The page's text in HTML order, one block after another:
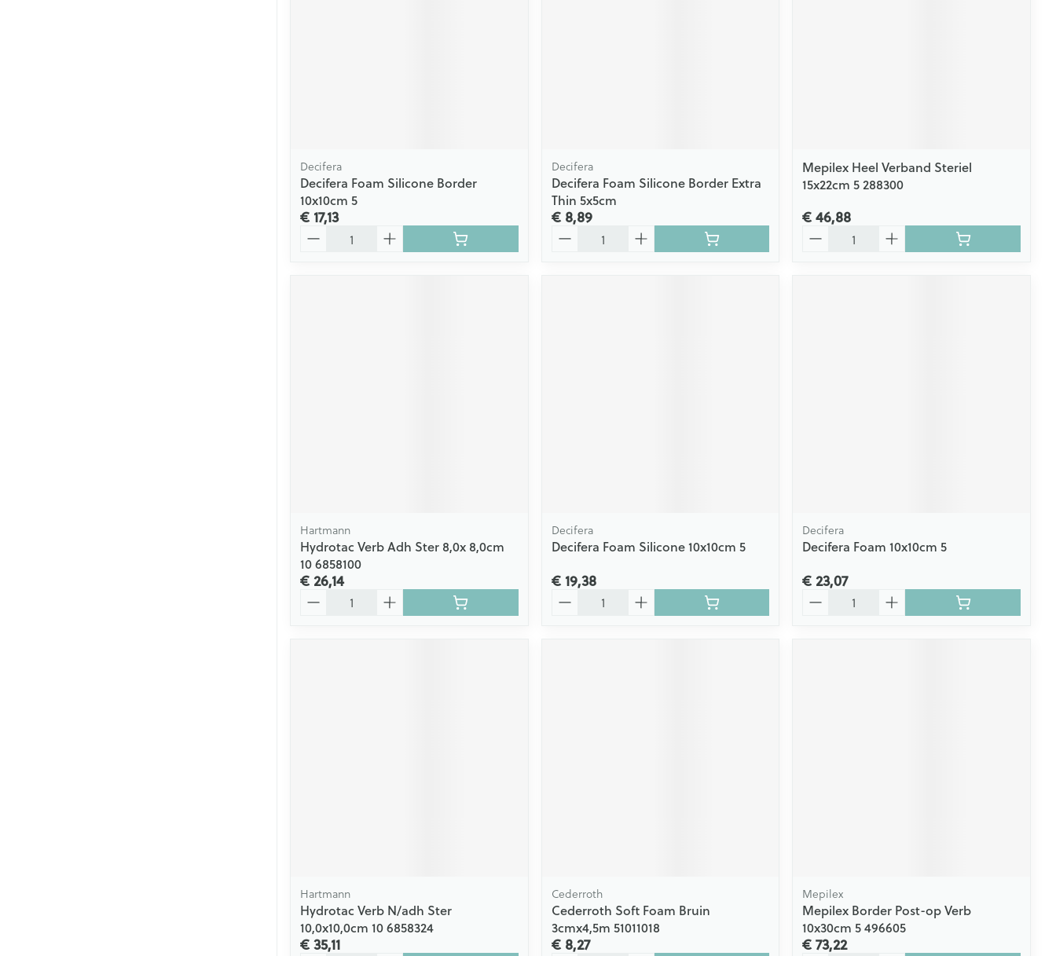
Decifera
Decifera Foam Silicone Border
10x10cm 5
€ 17,13
Decifera
Decifera Foam Silicone Border Extra
Thin 5x5cm
€ 8,89
Mepilex Heel Verband Steriel
15x22cm 5 288300
€ 46,88
Hartmann
Hydrotac Verb Adh Ster 8,0x 8,0cm
10 6858100
€ 26,14
Decifera
Decifera Foam Silicone 10x10cm 5
€ 19,38
Decifera
Decifera Foam 10x10cm 5
€ 23,07
Hartmann
Hydrotac Verb N/adh Ster
10,0x10,0cm 10 6858324
€ 35,11
Cederroth
Cederroth Soft Foam Bruin
3cmx4,5m 51011018
€ 8,27
Mepilex
Mepilex Border Post-op Verb
10x30cm 5 496605
€ 73,22